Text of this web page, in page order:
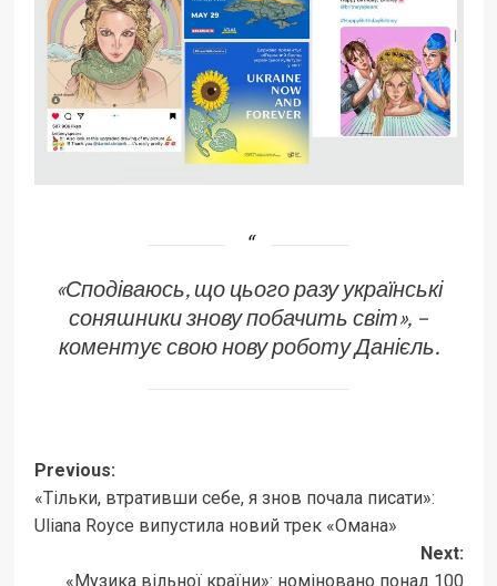
«Сподіваюсь, що цього разу українські
соняшники знову побачить світ», –
коментує свою нову роботу Данієль.
Post
navigation
Previous:
«Тільки, втративши себе, я знов почала писати»:
Uliana Royce випустила новий трек «Омана»
Next:
«Музика вільної країни»: номіновано понад 100